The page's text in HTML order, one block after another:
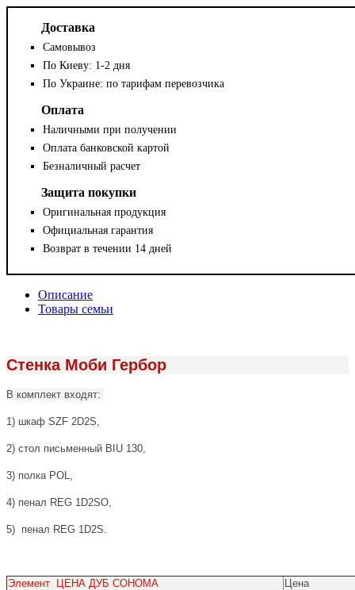
Доставка
Самовывоз
По Киеву: 1-2 дня
По Украине: по тарифам перевозчика
Оплата
Наличными при получении
Оплата банковской картой
Безналичный расчет
Защита покупки
Оригинальная продукция
Официальная гарантия
Возврат в течении 14 дней
Описание
Товары семьи
Стенка Моби Гербор
В комплект входят:
1) шкаф SZF 2D2S,
2) стол письменный BIU 130,
3) полка POL,
4) пенал REG 1D2SO,
5) пенал REG 1D2S.
Элемент ЦЕНА ДУБ СОНОМА
Цена